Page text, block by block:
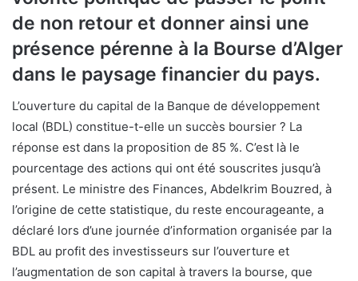
de non retour et donner ainsi une
présence pérenne à la Bourse d’Alger
dans le paysage financier du pays.
L’ouverture du capital de la Banque de développement
local (BDL) constitue-t-elle un succès boursier ? La
réponse est dans la proposition de 85 %. C’est là le
pourcentage des actions qui ont été souscrites jusqu’à
présent. Le ministre des Finances, Abdelkrim Bouzred, à
l’origine de cette statistique, du reste encourageante, a
déclaré lors d’une journée d’information organisée par la
BDL au profit des investisseurs sur l’ouverture et
l’augmentation de son capital à travers la bourse, que